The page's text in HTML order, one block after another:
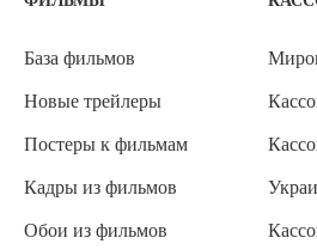
База фильмов
Новые трейлеры
Постеры к фильмам
Кадры из фильмов
Обои из фильмов